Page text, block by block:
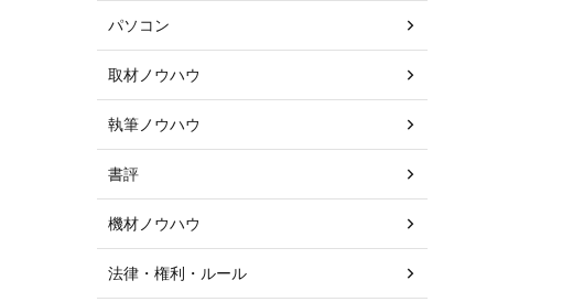
パソコン
取材ノウハウ
執筆ノウハウ
書評
機材ノウハウ
法律・権利・ルール